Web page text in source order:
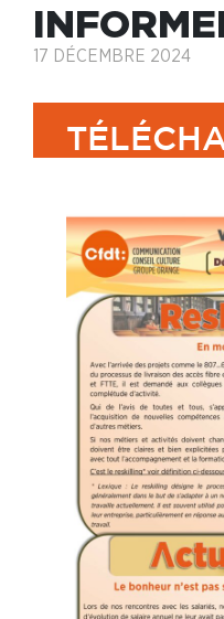
17 DÉCEMBRE 2024